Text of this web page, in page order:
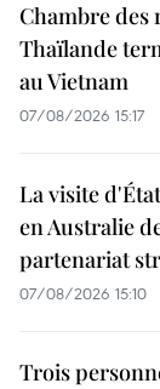
Chambre des
Thaïlande
au Vietnam
07/08/2026 15:17
La visite
en Australie
partenariat
07/08/2026 15:10
Trois